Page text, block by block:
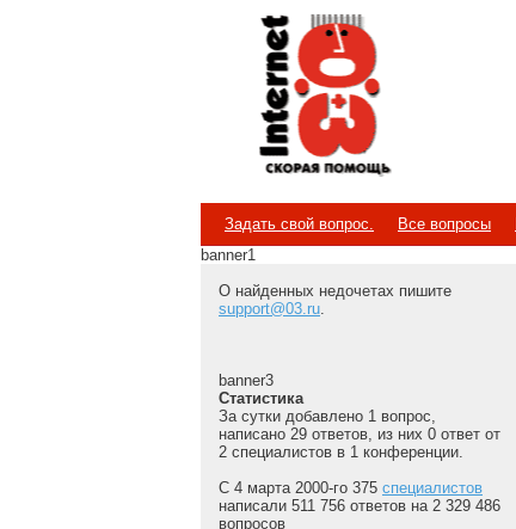
Internet
Скорая помощь
Задать свой вопрос. Все вопросы
banner1
О найденных недочетах пишите
support@03.ru.
banner3
Статистика
За сутки добавлено 1 вопрос,
написано 29 ответов, из них 0 ответ от
2 специалистов в 1 конференции.
С 4 марта 2000-го 375 специалистов
написали 511 756 ответов на 2 329 486
вопросов